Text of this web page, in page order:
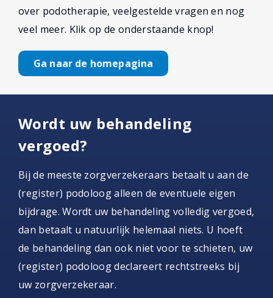
over podotherapie, veelgestelde vragen en nog
veel meer. Klik op de onderstaande knop!
Ga naar de homepagina
Wordt uw behandeling
vergoed?
Bij de meeste zorgverzekeraars betaalt u aan de
(register) podoloog alleen de eventuele eigen
bijdrage. Wordt uw behandeling volledig vergoed,
dan betaalt u natuurlijk helemaal niets. U hoeft
de behandeling dan ook niet voor te schieten, uw
(register) podoloog declareert rechtstreeks bij
uw zorgverzekeraar.